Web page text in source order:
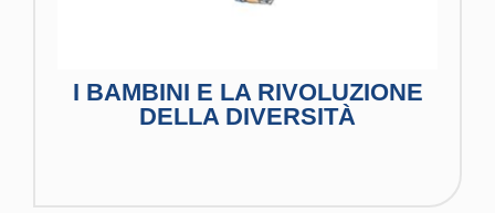
I BAMBINI E LA RIVOLUZIONE
DELLA DIVERSITÀ